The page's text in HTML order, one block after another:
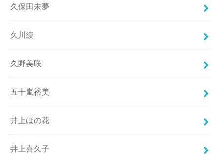
久保田未夢
久川綾
久野美咲
五十嵐裕美
井上ほの花
井上喜久子